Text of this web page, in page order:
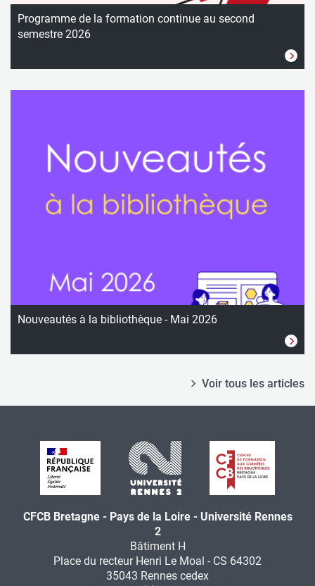
Programme de la formation continue au second
semestre 2026
Nouveautés à la bibliothèque - Mai 2026
Voir tous les articles
CFCB Bretagne - Pays de la Loire - Université Rennes
2
Bâtiment H
Place du recteur Henri Le Moal - CS 64302
35043 Rennes cedex